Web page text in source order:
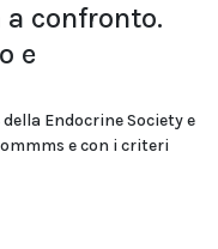
confronto.
e
Endocrine Society e
e con i criteri